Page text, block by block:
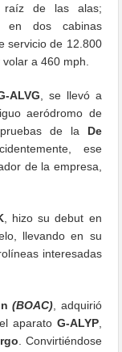
raíz de las alas;
en dos cabinas
servicio de 12.800
a 460 mph.
ALVG , se llevó a
aeródromo de
de la De
ese
de la empresa,
, hizo su debut en
llevando en su
interesadas
(BOAC) , adquirió
aparato G-ALYP,
. Convirtiéndose